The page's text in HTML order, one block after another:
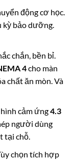
động cơ học.
kỳ bảo dưỡng.
chắn, bền bỉ.
4cho màn
chất ăn mòn. Và
cảm ứng4.3
người dùng
tại chỗ.
chọn tích hợp